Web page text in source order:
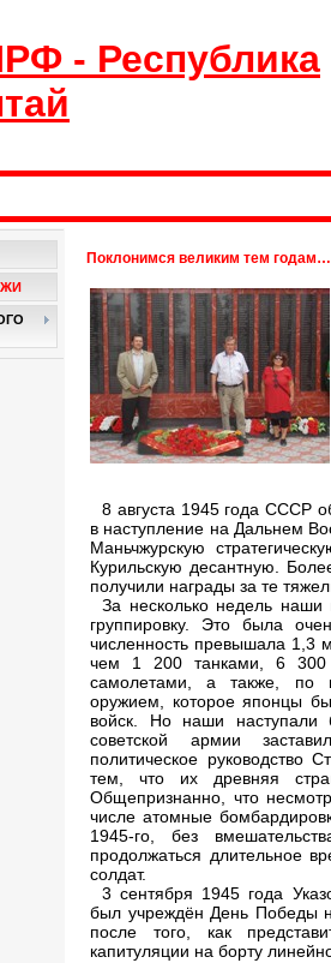
- Республика
Поклонимся великим тем годам…
8 августа 1945 года СССР
в наступление на Дальнем
Маньчжурскую
Курильскую десантную.
получили награды за те
За несколько недель наши
группировку. Это была
численность превышала 1,3
чем 1 200 танками, 6 300
самолетами, а также, по
оружием, которое японцы
войск. Но наши наступали
советской армии
политическое руководство
тем, что их древняя
Общепризнанно, что
числе атомные
1945-го, без
продолжаться длительное
солдат.
3 сентября 1945 года
был учреждён День Победы
после того, как
капитуляции на борту